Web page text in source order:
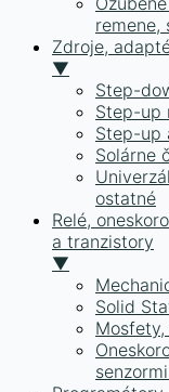
remene,
Zdroje,
▼
Step-
Step-up
Step-up
Solárne
ostatné
Relé,
a tranzistory
▼
Solid